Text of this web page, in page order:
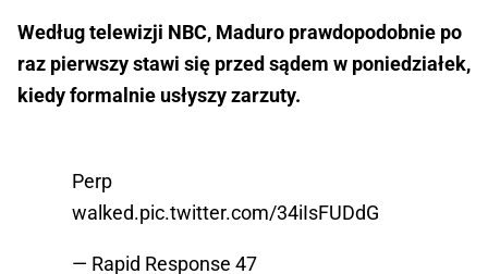
Według telewizji NBC, Maduro prawdopodobnie po
raz pierwszy stawi się przed sądem w poniedziałek,
kiedy formalnie usłyszy zarzuty.
Perp
walked.pic.twitter.com/34iIsFUDdG
— Rapid Response 47